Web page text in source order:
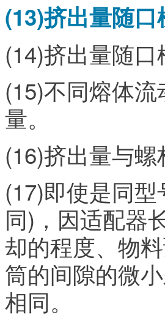
(13)挤出量随
(14)挤出量随
(15)不同熔体
量。
(16)挤出量与
(17)即使是同
同)，因适配器
却的程度、物
筒的间隙的微
相同。